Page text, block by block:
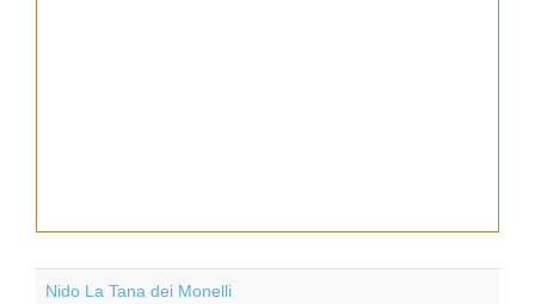
Nido La Tana dei Monelli